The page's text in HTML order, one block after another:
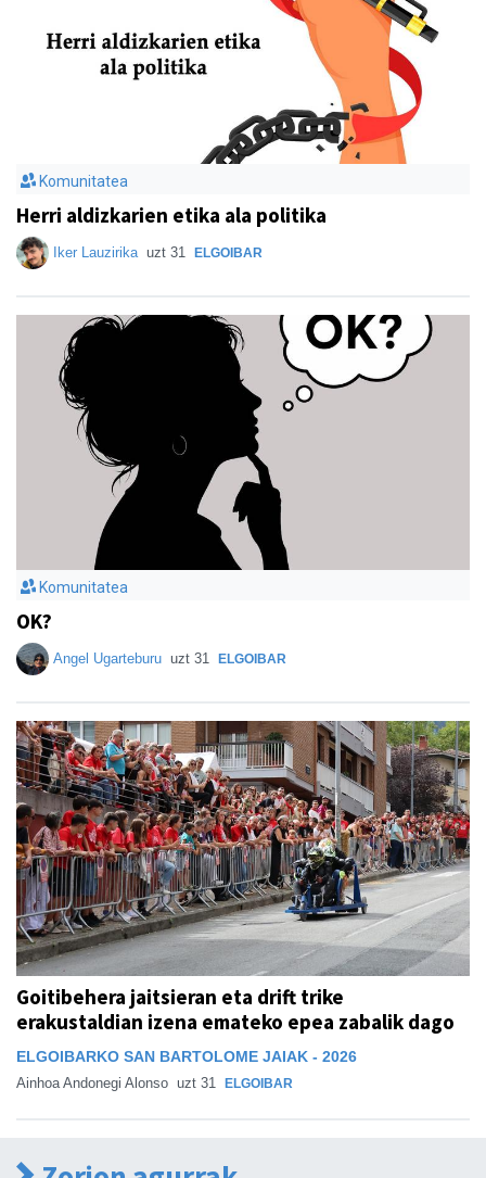
Komunitatea
Herri aldizkarien etika ala politika
Iker Lauzirika uzt 31 ELGOIBAR
Komunitatea
OK?
Angel Ugarteburu uzt 31 ELGOIBAR
Goitibehera jaitsieran eta drift trike
erakustaldian izena emateko epea zabalik dago
ELGOIBARKO SAN BARTOLOME JAIAK - 2026
Ainhoa Andonegi Alonso uzt 31 ELGOIBAR